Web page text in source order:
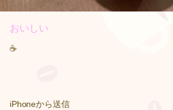
おいしい
☕️
iPhoneから送信